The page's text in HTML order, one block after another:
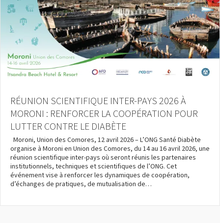
ACTIONS DE PLAIDOYER
RÉUNION SCIENTIFIQUE INTER-PAYS 2026 À
MORONI : RENFORCER LA COOPÉRATION POUR
LUTTER CONTRE LE DIABÈTE
Moroni, Union des Comores, 12 avril 2026 – L’ONG Santé Diabète
organise à Moroni en Union des Comores, du 14 au 16 avril 2026, une
réunion scientifique inter-pays où seront réunis les partenaires
institutionnels, techniques et scientifiques de l’ONG. Cet
événement vise à renforcer les dynamiques de coopération,
d’échanges de pratiques, de mutualisation de…